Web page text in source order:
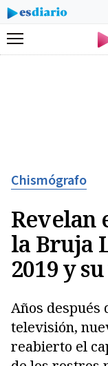
Menú
Chismógrafo
Revelan
la Bruja
2019 y
Años después
televisión,
reabierto el